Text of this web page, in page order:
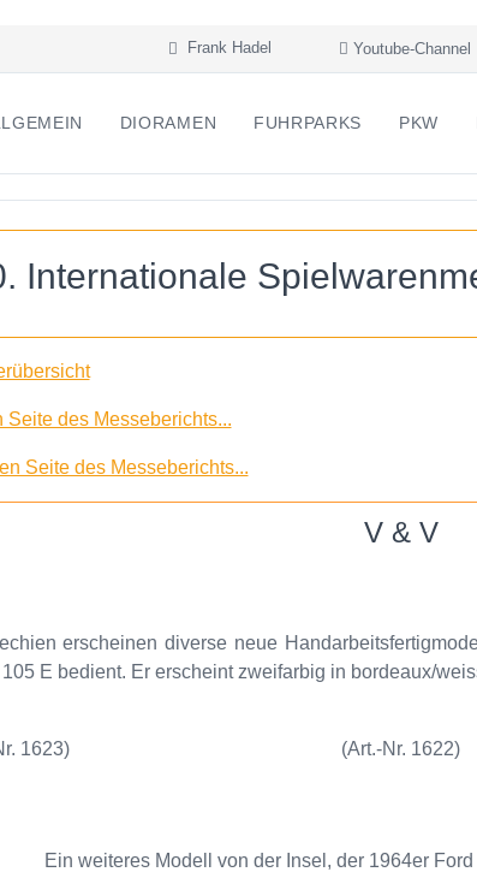
Frank Hadel Youtube-Channel
DIORAMEN FUHRPARKS PKW
Internationale
Seite des Messeberichts...
Seite des Messeberichts...
V & V
erscheinen diverse neue
E bedient. Er erscheint zweifarbig in bordeaux/
1623) (Art.-Nr. 1622)
Ein weiteres Modell von der Insel, der 1964er